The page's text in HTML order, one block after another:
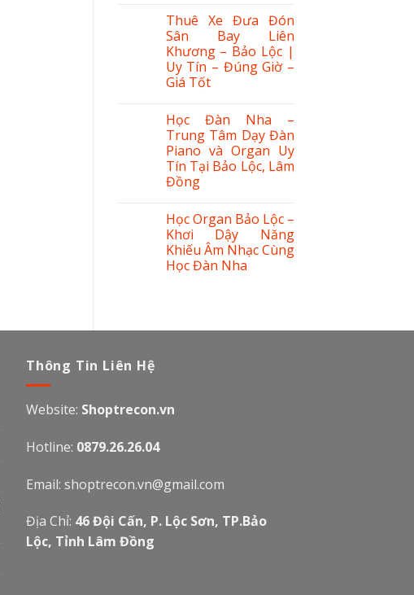
Thuê Xe Đưa Đón
Sân Bay Liên
Khương – Bảo Lộc |
Uy Tín – Đúng Giờ –
Giá Tốt
Học Đàn Nha –
Trung Tâm Dạy Đàn
Piano và Organ Uy
Tín Tại Bảo Lộc, Lâm
Đồng
Học Organ Bảo Lộc –
Khơi Dậy Năng
Khiếu Âm Nhạc Cùng
Học Đàn Nha
Thông Tin Liên Hệ
Website: Shoptrecon.vn
Hotline: 0879.26.26.04
Email: shoptrecon.vn@gmail.com
Địa Chỉ: 46 Đội Cấn, P. Lộc Sơn, TP.Bảo
Lộc, Tỉnh Lâm Đồng